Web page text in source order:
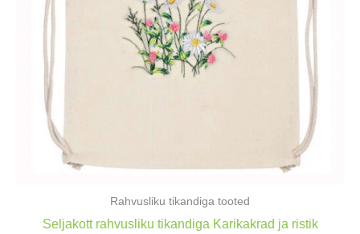
Rahvusliku tikandiga tooted
Seljakott rahvusliku tikandiga Karikakrad ja ristik